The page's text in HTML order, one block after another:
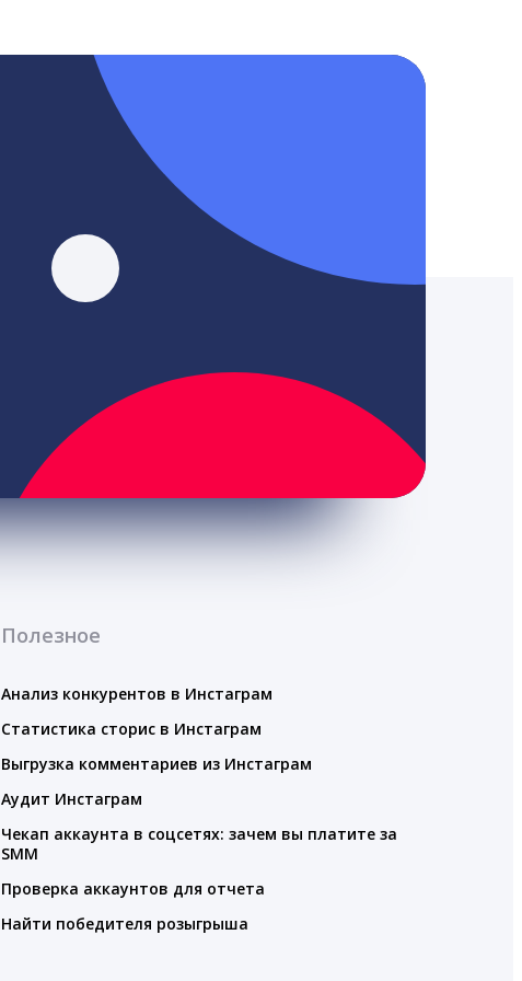
Полезное
Анализ конкурентов в Инстаграм
Статистика сторис в Инстаграм
Выгрузка комментариев из Инстаграм
Аудит Инстаграм
Чекап аккаунта в соцсетях: зачем вы платите за
SMM
Проверка аккаунтов для отчета
Найти победителя розыгрыша